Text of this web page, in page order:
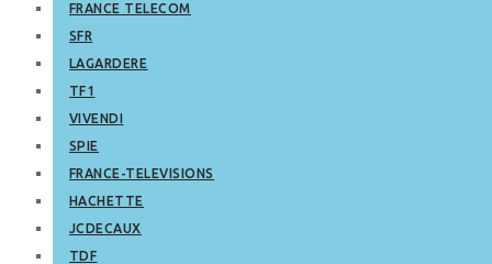
FRANCE TELECOM
SFR
LAGARDERE
TF1
VIVENDI
SPIE
FRANCE-TELEVISIONS
HACHETTE
JCDECAUX
TDF